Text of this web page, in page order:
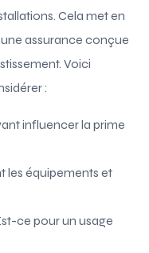
Cela met en
assurance conçue
Voici
:
influencer la prime
les équipements et
ce pour un usage